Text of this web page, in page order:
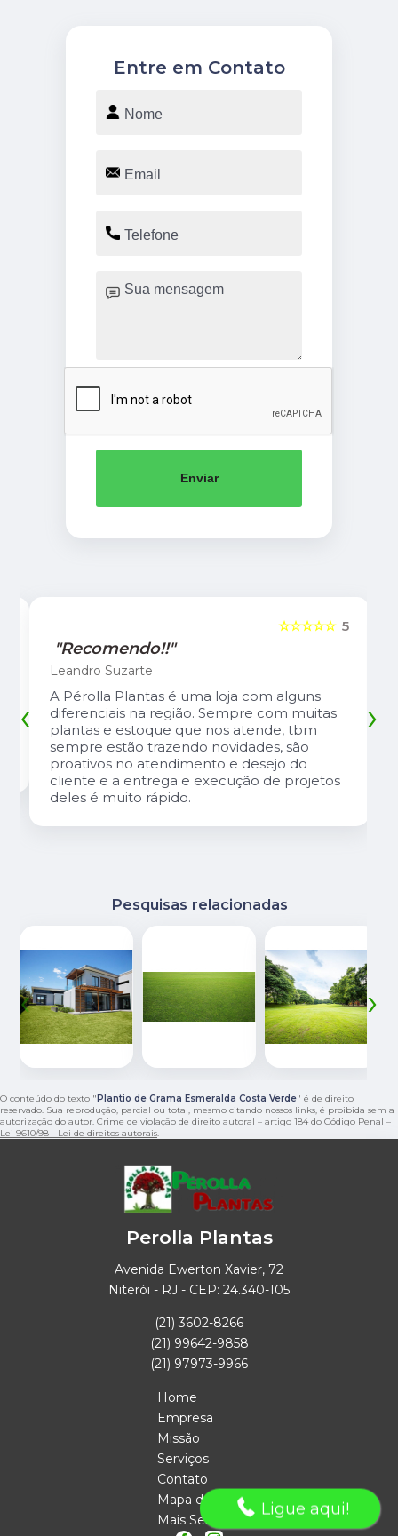
Entre em Contato
Enviar
5
☆☆☆☆☆
"Recomendo!!"
Leandro Suzarte
A Pérolla Plantas é uma loja com alguns
diferenciais na região. Sempre com muitas
plantas e estoque que nos atende, tbm
sempre estão trazendo novidades, são
proativos no atendimento e desejo do
cliente e a entrega e execução de projetos
deles é muito rápido.
‹ ›
Pesquisas relacionadas
‹ ›
O conteúdo do texto " Plantio de Grama Esmeralda Costa Verde" é de direito
reservado. Sua reprodução, parcial ou total, mesmo citando nossos links, é proibida sem a
autorização do autor. Crime de violação de direito autoral – artigo 184 do Código Penal –
Lei 9610/98 - Lei de direitos autorais.
Perolla Plantas
Avenida Ewerton Xavier, 72
Niterói - RJ - CEP: 24.340-105
(21) 3602-8266
(21) 99642-9858
(21) 97973-9966
Home
Empresa
Missão
Serviços
Contato
Mapa do site
Mais Serviços
Ligue aqui!